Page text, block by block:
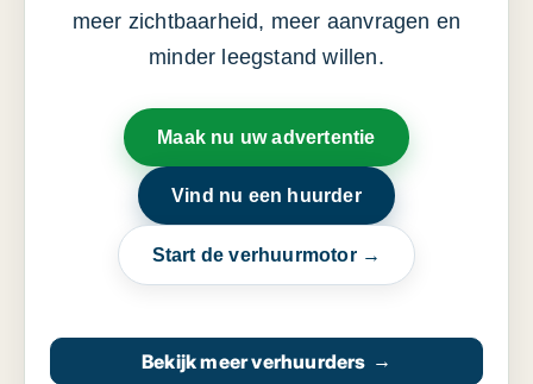
meer zichtbaarheid, meer aanvragen en
minder leegstand willen.
Maak nu uw advertentie
Vind nu een huurder
Start de verhuurmotor →
Bekijk meer verhuurders →